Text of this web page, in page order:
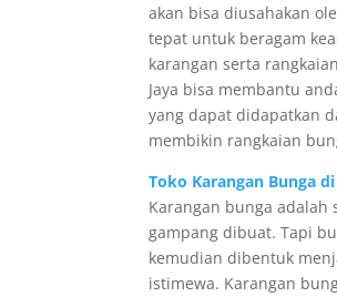
akan bisa diusahakan
tepat untuk beragam
karangan serta
Jaya bisa membantu
yang dapat didapatkan
membikin rangkaian
Toko Karangan Bunga
Karangan bunga
gampang dibuat. Tapi
kemudian dibentuk
istimewa. Karangan